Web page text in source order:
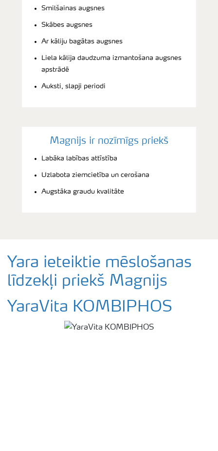
Smilšainas augsnes
Skābes augsnes
Ar kāliju bagātas augsnes
Liela kālija daudzuma izmantošana augsnes
apstrādē
Auksti, slapji periodi
Magnijs ir nozīmīgs priekš
Labāka labības attīstība
Uzlabota ziemcietība un cerošana
Augstāka graudu kvalitāte
Yara ieteiktie mēslošanas
līdzekļi priekš Magnijs
YaraVita KOMBIPHOS